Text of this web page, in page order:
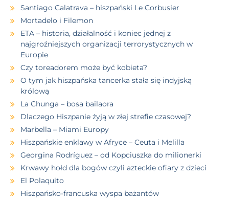
Santiago Calatrava – hiszpański Le Corbusier
Mortadelo i Filemon
ETA – historia, działalność i koniec jednej z
najgroźniejszych organizacji terrorystycznych w
Europie
Czy toreadorem może być kobieta?
O tym jak hiszpańska tancerka stała się indyjską
królową
La Chunga – bosa bailaora
Dlaczego Hiszpanie żyją w złej strefie czasowej?
Marbella – Miami Europy
Hiszpańskie enklawy w Afryce – Ceuta i Melilla
Georgina Rodríguez – od Kopciuszka do milionerki
Krwawy hołd dla bogów czyli azteckie ofiary z dzieci
El Polaquito
Hiszpańsko-francuska wyspa bażantów